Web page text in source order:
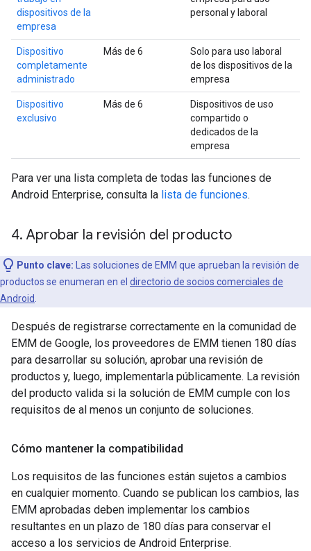
dispositivos de la
empresa
personal y laboral
Dispositivo
completamente
administrado
Más de 6
Solo para uso laboral
de los dispositivos de la
empresa
Dispositivo
exclusivo
Más de 6
Dispositivos de uso
compartido o
dedicados de la
empresa
Para ver una lista completa de todas las funciones de
Android Enterprise, consulta la lista de funciones.
4. Aprobar la revisión del producto
Punto clave: Las soluciones de EMM que aprueban la revisión de
productos se enumeran en el directorio de socios comerciales de
Android
Después de registrarse correctamente en la comunidad de
EMM de Google, los proveedores de EMM tienen 180 días
para desarrollar su solución, aprobar una revisión de
productos y, luego, implementarla públicamente. La revisión
del producto valida si la solución de EMM cumple con los
requisitos de al menos un conjunto de soluciones.
Cómo mantener la compatibilidad
Los requisitos de las funciones están sujetos a cambios
en cualquier momento. Cuando se publican los cambios, las
EMM aprobadas deben implementar los cambios
resultantes en un plazo de 180 días para conservar el
acceso a los servicios de Android Enterprise.